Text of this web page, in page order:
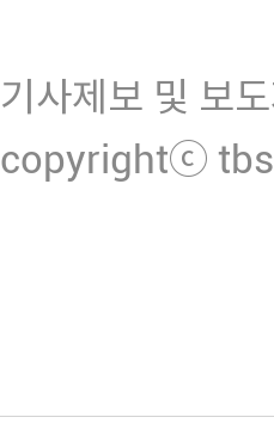
기사제보 및 보
copyrightⓒ tbs.